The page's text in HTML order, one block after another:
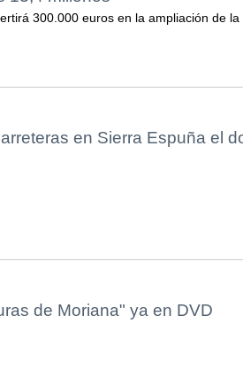
300.000 euros en la ampliación de
en Sierra Espuña el
de Moriana" ya en DVD